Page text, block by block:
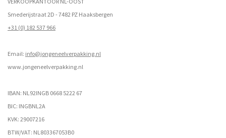
Smederijstraat 2D - 7482 PZ Haaksbergen
+31 (0) 182 537 966
Email: info@jongeneelverpakking.nl
www.jongeneelverpakking.nl
IBAN: NL92INGB 0668 5222 67
BIC: INGBNL2A
KVK: 29007216
BTW/VAT: NL803367053B0